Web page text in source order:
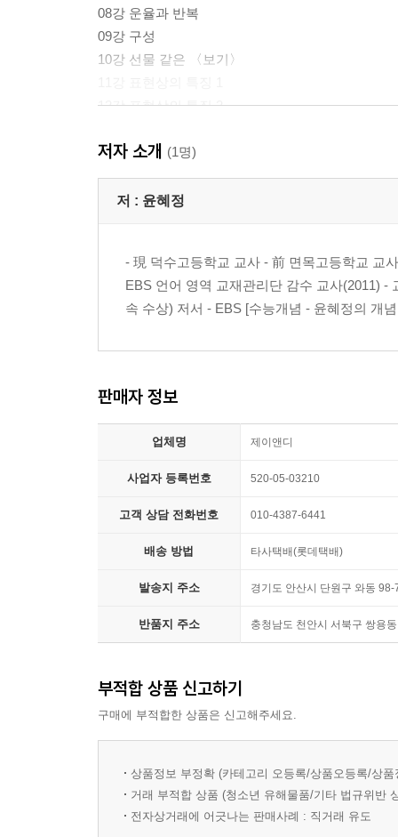
08강 운율과 반복
09강 구성
10강 선물 같은 〈보기〉
12강 표현상의 특징 2
14강 고전 시가 1
15강 고전 시가 2
해설 / 이 정도는 알아 두자, 쫌
01강 Nice to meet you, 소설!
02강 소설의 감상론
06강 소설의 구성
07강 소설의 배경
08강 소설의 소재
09강 소설의 시점
11강 소설의 주제
12강 소설의 변신
14강 고전 소설 2
저자 소개 (1명)
저 : 윤혜정
- 現 덕수고등학교 교사 - 前 면목고등학교 교
EBS 언어 영역 교재관리단 감수 교사(2011) -
속 수상) 저서 - EBS [수능개념 - 윤혜정의 개
판매자 정보
업체명 제이앤디
사업자 등록번호 520-05-03210
고객 상담 전화번호 010-4387-6441
배송 방법 타사택배(롯데택배)
발송지 주소 경기도 안산시 단원구 와동
반품지 주소 충청남도 천안시 서북구 쌍용
부적합 상품 신고하기
구매에 부적합한 상품은 신고해주세요.
상품정보 부정확 (카테고리 오등록/상품오등록/상
거래 부적합 상품 (청소년 유해물품/기타 법규위반
전자상거래에 어긋나는 판매사례 : 직거래 유도